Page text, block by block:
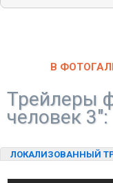
В
Трейлеры
человек 3":
ЛОКАЛИЗОВАННЫЙ